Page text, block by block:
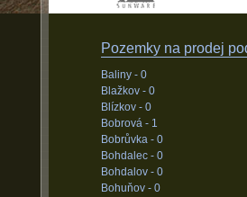
Pozemky na prodej
Baliny - 0
Blažkov - 0
Blízkov - 0
Bobrová - 1
Bobrůvka - 0
Bohdalec - 0
Bohdalov - 0
Bohuňov - 0